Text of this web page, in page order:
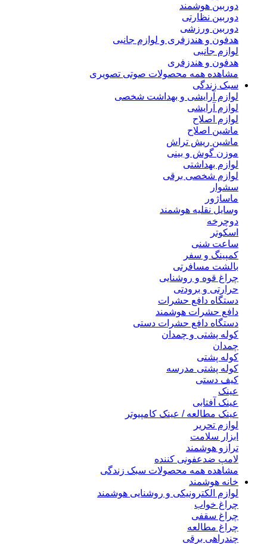
دوربین هوشمند
دوربین نظارتی
دوربین ورزشی
هدفون و هندزفری و لوازم جانبی
لوازم جانبی
هدفون و هندزفری
مشاهده همه محصولات صوتی تصویری
سبک زندگی
لوازم آرایشی و بهداشت شخصی
لوازم آرایشی
لوازم اصلاح
ماشین اصلاح
ماشین ریش تراش
موزن گوش و بینی
لوازم بهداشتی
لوازم شخصی برقی
سشوار
ماساژور
وسایل نقلیه هوشمند
دوچرخه
اسکوتر
ساعت شنی
کمپینگ و سفر
بالشت مسافرتی
چراغ قوه و روشنایی
حرارتی و برودتی
دستگاه دافع حشرات
دافع حشرات هوشمند
دستگاه دافع حشرات دستی
کوله پشتی و چمدان
چمدان
کوله پشتی
کوله پشتی مدرسه
کیف دستی
عینک
عینک آفتابی
عینک مطالعه / عینک کامپیوتر
لوازم تحریر
ابزار سلامت
ترازو هوشمند
لامپ ضدعفونی کننده
مشاهده همه محصولات سبک زندگی
خانه هوشمند
لوازم الکترونیکی و روشنایی هوشمند
چراغ خواب
چراغ سقفی
چراغ مطالعه
چندراهی برقی